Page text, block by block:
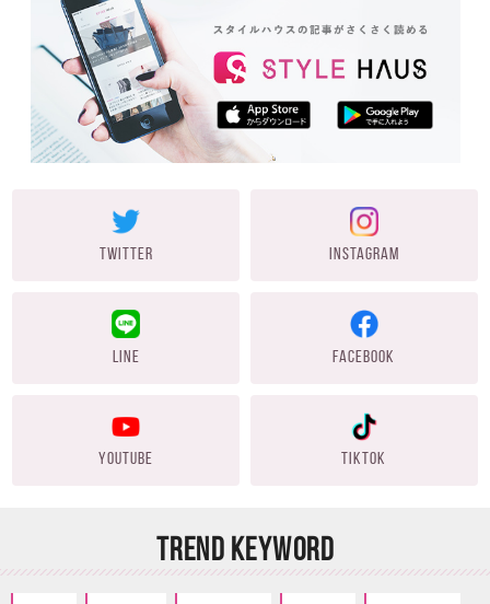
TWITTER INSTAGRAM
LINE FACEBOOK
YOUTUBE TIKTOK
TREND KEYWORD